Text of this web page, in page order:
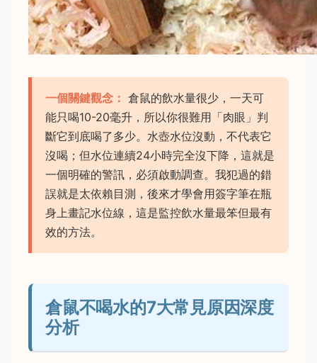
一個關鍵觀念： 倉鼠的飲水量很少，一天可
能只喝10-20毫升，所以你很難用「肉眼」判
斷它到底喝了多少。水壺水位沒動，不代表它
沒喝；但水位連續24小時完全沒下降，這就是
一個明確的警訊，必須啟動調查。我犯過的錯
誤就是太依賴目測，後來才學會用簽字筆在瓶
身上畫記水位線，這是監控飲水量最笨但最有
效的方法。
倉鼠不喝水的7大常見原因深度
分析